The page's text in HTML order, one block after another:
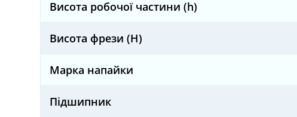
Висота робочої частини (h)
Висота фрези (H)
Марка напайки
Підшипник